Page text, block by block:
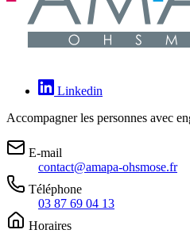
Linkedin
Accompagner les personnes avec
E-mail
contact@amapa-ohsmose.fr
Téléphone
03 87 69 04 13
Horaires